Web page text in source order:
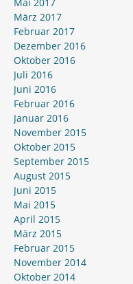
März 2017
Februar 2017
Dezember 2016
Oktober 2016
Juli 2016
Juni 2016
Februar 2016
Januar 2016
November 2015
Oktober 2015
September 2015
August 2015
Juni 2015
Mai 2015
April 2015
März 2015
Februar 2015
November 2014
Oktober 2014